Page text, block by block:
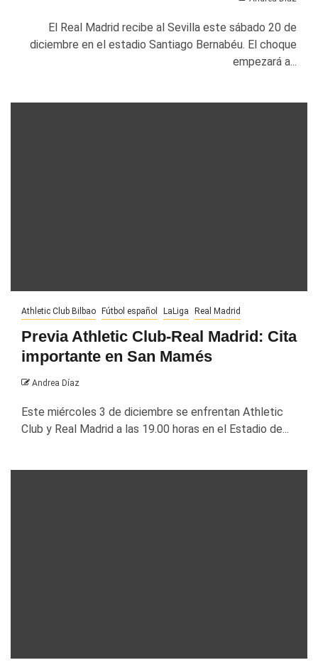
El Real Madrid recibe al Sevilla este sábado 20 de
diciembre en el estadio Santiago Bernabéu. El choque
empezará a...
Athletic Club Bilbao Fútbol español LaLiga Real Madrid
Previa Athletic Club-Real Madrid: Cita
importante en San Mamés
Andrea Díaz
Este miércoles 3 de diciembre se enfrentan Athletic
Club y Real Madrid a las 19.00 horas en el Estadio de...